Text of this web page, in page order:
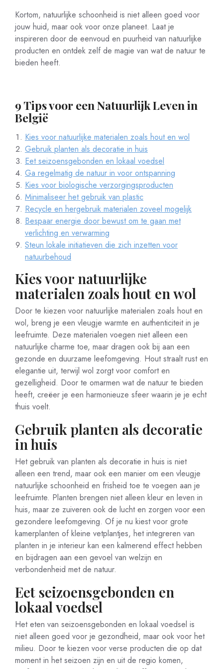
Kortom, natuurlijke schoonheid is niet alleen goed voor
jouw huid, maar ook voor onze planeet. Laat je
inspireren door de eenvoud en puurheid van natuurlijke
producten en ontdek zelf de magie van wat de natuur te
bieden heeft.
9 Tips voor een Natuurlijk Leven in
België
Kies voor natuurlijke materialen zoals hout en wol
Gebruik planten als decoratie in huis
Eet seizoensgebonden en lokaal voedsel
Ga regelmatig de natuur in voor ontspanning
Kies voor biologische verzorgingsproducten
Minimaliseer het gebruik van plastic
Recycle en hergebruik materialen zoveel mogelijk
Bespaar energie door bewust om te gaan met
verlichting en verwarming
Steun lokale initiatieven die zich inzetten voor
natuurbehoud
Kies voor natuurlijke
materialen zoals hout en wol
Door te kiezen voor natuurlijke materialen zoals hout en
wol, breng je een vleugje warmte en authenticiteit in je
leefruimte. Deze materialen voegen niet alleen een
natuurlijke charme toe, maar dragen ook bij aan een
gezonde en duurzame leefomgeving. Hout straalt rust en
elegantie uit, terwijl wol zorgt voor comfort en
gezelligheid. Door te omarmen wat de natuur te bieden
heeft, creëer je een harmonieuze sfeer waarin je je echt
thuis voelt.
Gebruik planten als decoratie
in huis
Het gebruik van planten als decoratie in huis is niet
alleen een trend, maar ook een manier om een vleugje
natuurlijke schoonheid en frisheid toe te voegen aan je
leefruimte. Planten brengen niet alleen kleur en leven in
huis, maar ze zuiveren ook de lucht en zorgen voor een
gezondere leefomgeving. Of je nu kiest voor grote
kamerplanten of kleine vetplantjes, het integreren van
planten in je interieur kan een kalmerend effect hebben
en bijdragen aan een gevoel van welzijn en
verbondenheid met de natuur.
Eet seizoensgebonden en
lokaal voedsel
Het eten van seizoensgebonden en lokaal voedsel is
niet alleen goed voor je gezondheid, maar ook voor het
milieu. Door te kiezen voor verse producten die op dat
moment in het seizoen zijn en uit de regio komen,